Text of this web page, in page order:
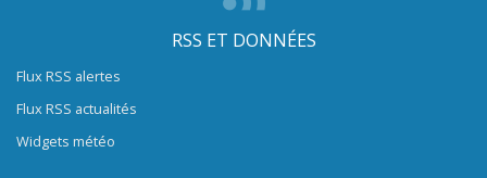
RSS ET DONNÉES
Flux RSS alertes
Flux RSS actualités
Widgets météo